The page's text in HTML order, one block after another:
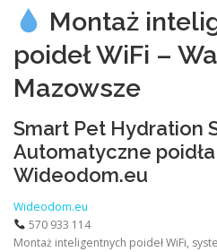
Montaż
poideł WiFi –
Mazowsze
Smart Pet Hydration
Automatyczne poidła
Wideodom.eu
Wideodom.eu
570 933 114
Montaż inteligentnych poideł WiFi,